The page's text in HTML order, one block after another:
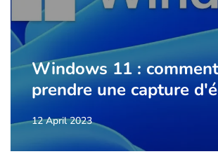
Windows 11 : comment
prendre une capture
12 April 2023